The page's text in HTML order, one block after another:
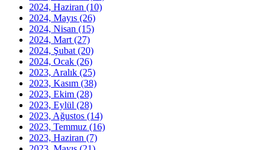
2024, Haziran (10)
2024, Mayıs (26)
2024, Nisan (15)
2024, Mart (27)
2024, Şubat (20)
2024, Ocak (26)
2023, Aralık (25)
2023, Kasım (38)
2023, Ekim (28)
2023, Eylül (28)
2023, Ağustos (14)
2023, Temmuz (16)
2023, Haziran (7)